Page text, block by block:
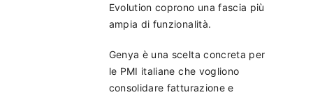
Evolution coprono una fascia più
ampia di funzionalità.
Genya è una scelta concreta per
le PMI italiane che vogliono
consolidare fatturazione e